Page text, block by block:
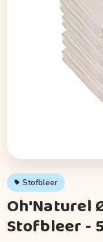
Stofbleer
Oh'Naturel
Stofbleer -